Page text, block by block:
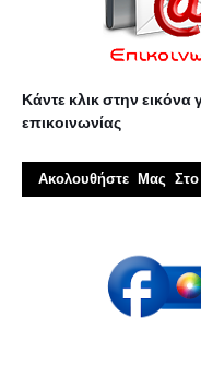
Κάντε κλικ στην εικόνα
επικοινωνίας
Ακολουθήστε Μας